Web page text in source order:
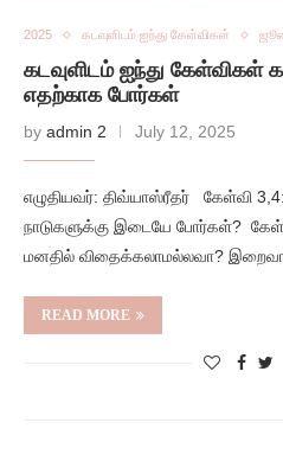
2025 கடவுளிடம் ஐந்து கேள்விகள்
கடவுளிடம் ஐந்து கேள்விகள்
எதற்காக போர்கள்
by admin 2 July 12, 2025
எழுதியவர்: திவ்யாஸ்ரீதர் கேள்வி
நாடுகளுக்கு இடையே போர்கள்?
மனதில் விதைக்கலாமல்லவா?
READ MORE